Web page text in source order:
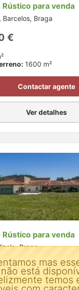
para venda
Barcelos, Braga
€
1600 m²
Contactar agente
Ver detalhes
para venda
Braga
€
m²
mas
não está
temos